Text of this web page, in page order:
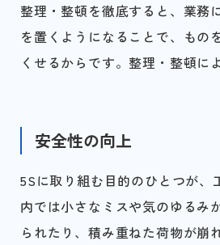
整理・整頓を徹底すると、業務
を置くようになることで、もの
くせるからです。整理・整頓に
安全性の向上
5Sに取り組む目的のひとつが
内では小さなミスや気のゆるみ
られたり、積み重ねた荷物が崩